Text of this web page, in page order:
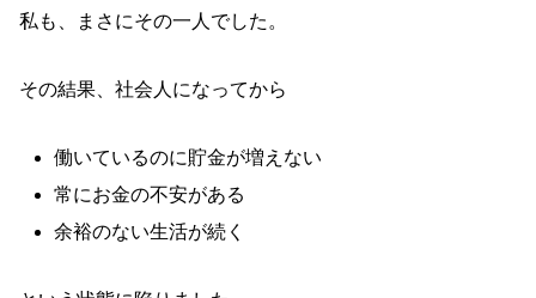
私も、まさにその一人でした。
その結果、社会人になってから
働いているのに貯金が増えない
常にお金の不安がある
余裕のない生活が続く